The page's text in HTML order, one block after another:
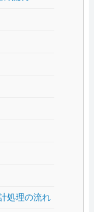
処理の流れ